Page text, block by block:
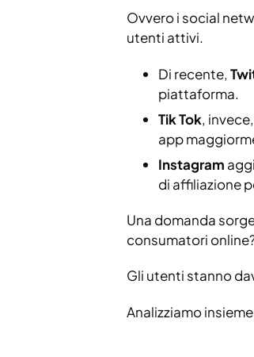
Ovvero i social
utenti attivi.
Di recente,
piattaforma.
Tik Tok,
app
Instagram
di affiliazione
Una domanda
consumatori
Gli utenti stanno
Analizziamo